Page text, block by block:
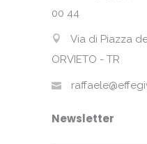
00 44
Via di Piazza
ORVIETO - TR
Newsletter